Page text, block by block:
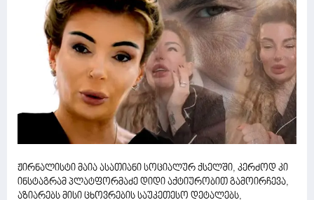
ჟირნალისტი მაია ასათიანი სოციალურ ქსელში, კერძოდ კი
ინსტაგრამ პლატფორმაძე დიდი აქტიურობით გამოირჩევა,
აზიარებს მისი ცხოვრების საუკეთესო დეტალებს,